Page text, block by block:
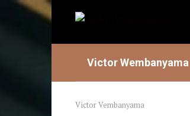
Skip
Victor Wembanyama
Victor Vembanyama